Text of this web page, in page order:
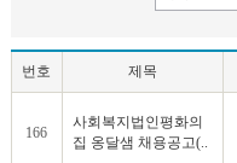
번호 제목
166
사회복지법인평화의
집 옹달샘 채용공고(..